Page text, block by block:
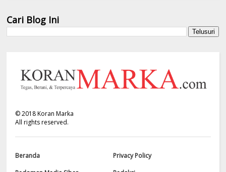
Cari Blog Ini
©2018Koran Marka
All rights reserved.
Beranda
Privacy Policy